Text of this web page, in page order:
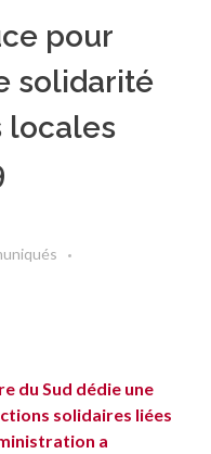
pour
solidarité
locales
du Sud dédie une
solidaires liées
a